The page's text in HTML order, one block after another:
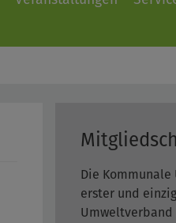
Die Kommunale
erster und
Umweltverband